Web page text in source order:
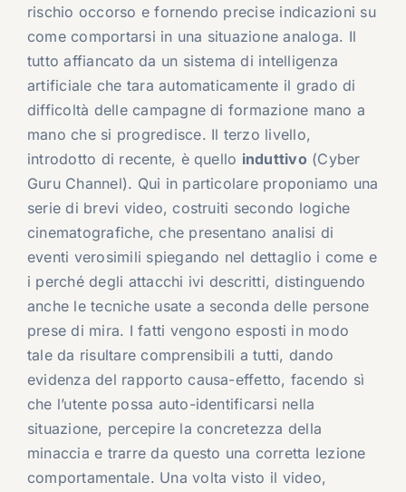
rischio occorso e fornendo precise indicazioni su
come comportarsi in una situazione analoga. Il
tutto affiancato da un sistema di intelligenza
artificiale che tara automaticamente il grado di
difficoltà delle campagne di formazione mano a
mano che si progredisce. Il terzo livello,
introdotto di recente, è quello induttivo (Cyber
Guru Channel). Qui in particolare proponiamo una
serie di brevi video, costruiti secondo logiche
cinematografiche, che presentano analisi di
eventi verosimili spiegando nel dettaglio i come e
i perché degli attacchi ivi descritti, distinguendo
anche le tecniche usate a seconda delle persone
prese di mira. I fatti vengono esposti in modo
tale da risultare comprensibili a tutti, dando
evidenza del rapporto causa-effetto, facendo sì
che l’utente possa auto-identificarsi nella
situazione, percepire la concretezza della
minaccia e trarre da questo una corretta lezione
comportamentale. Una volta visto il video,